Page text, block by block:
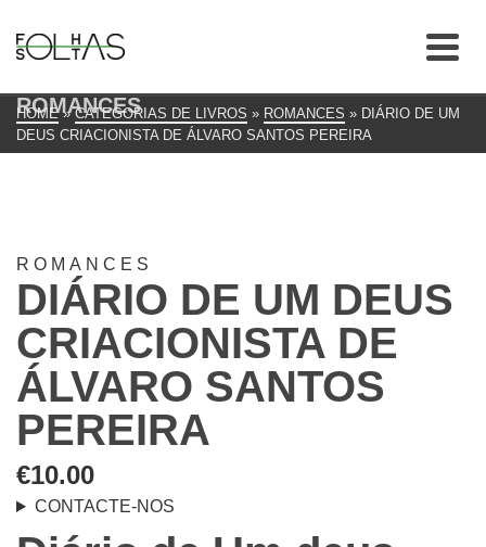
ROMANCES
HOME » CATEGORIAS DE LIVROS » ROMANCES » DIÁRIO DE UM
DEUS CRIACIONISTA DE ÁLVARO SANTOS PEREIRA
ROMANCES
DIÁRIO DE UM DEUS
CRIACIONISTA DE
ÁLVARO SANTOS
PEREIRA
€10.00
CONTACTE-NOS